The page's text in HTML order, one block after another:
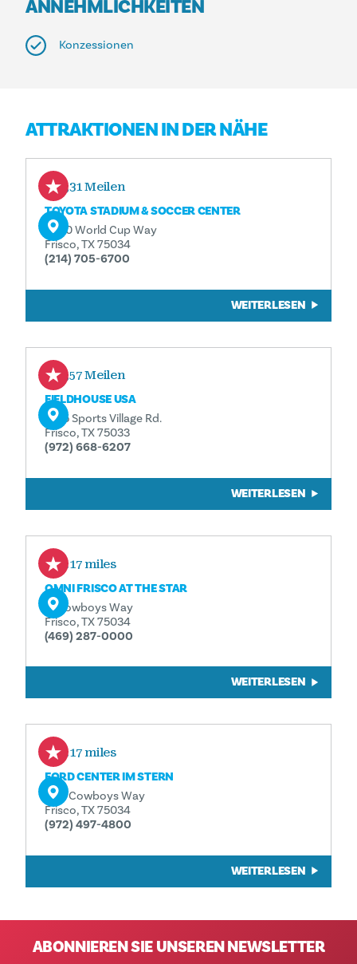
ANNEHMLICHKEITEN
Konzessionen
ATTRAKTIONEN IN DER NÄHE
0,31 Meilen
TOYOTA STADIUM & SOCCER CENTER
9200 World Cup Way
Frisco, TX 75034
(214) 705-6700
WEITERLESEN
0,57 Meilen
FIELDHOUSE USA
6155 Sports Village Rd.
Frisco, TX 75033
(972) 668-6207
WEITERLESEN
3.17 miles
OMNI FRISCO AT THE STAR
11 Cowboys Way
Frisco, TX 75034
(469) 287-0000
WEITERLESEN
3.17 miles
FORD CENTER IM STERN
One Cowboys Way
Frisco, TX 75034
(972) 497-4800
WEITERLESEN
ABONNIEREN SIE UNSEREN NEWSLETTER